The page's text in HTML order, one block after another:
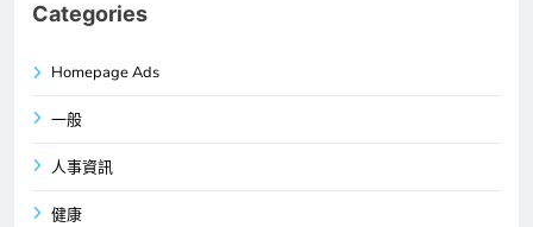
Categories
Homepage Ads
一般
人事資訊
健康